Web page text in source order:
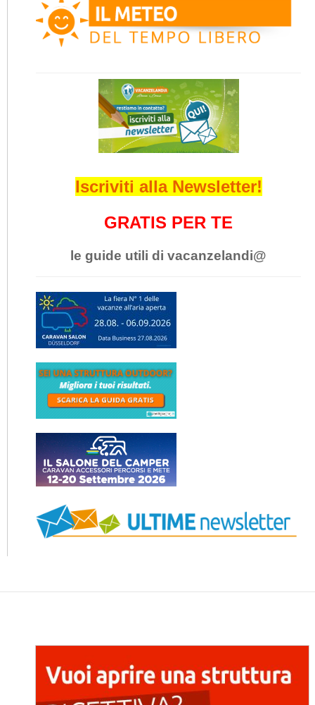
Iscriviti alla Newsletter!
GRATIS PER TE
le guide utili di vacanzelandi@